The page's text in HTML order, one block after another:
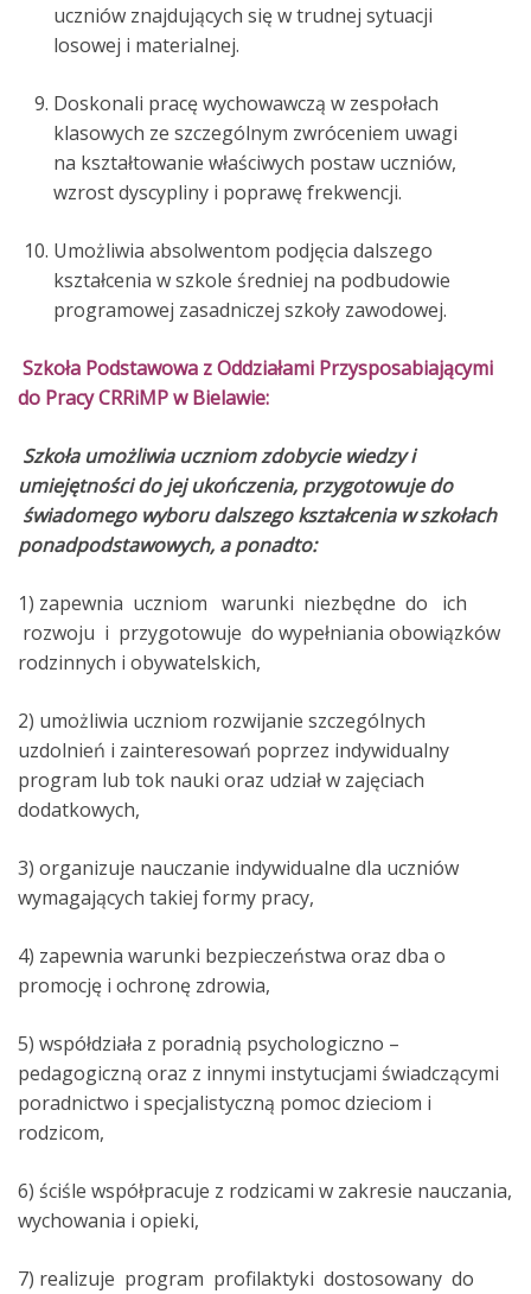
uczniów znajdujących się w trudnej sytuacji
losowej i materialnej.
Doskonali pracę wychowawczą w zespołach
klasowych ze szczególnym zwróceniem uwagi
na kształtowanie właściwych postaw uczniów,
wzrost dyscypliny i poprawę frekwencji.
Umożliwia absolwentom podjęcia dalszego
kształcenia w szkole średniej na podbudowie
programowej zasadniczej szkoły zawodowej.
Szkoła Podstawowa z Oddziałami Przysposabiającymi
do Pracy CRRiMP w Bielawie:
Szkoła umożliwia uczniom zdobycie wiedzy i
umiejętności do jej ukończenia, przygotowuje do
świadomego wyboru dalszego kształcenia w szkołach
ponadpodstawowych, a ponadto:
1) zapewnia uczniom warunki niezbędne do ich
rozwoju i przygotowuje do wypełniania obowiązków
rodzinnych i obywatelskich,
2) umożliwia uczniom rozwijanie szczególnych
uzdolnień i zainteresowań poprzez indywidualny
program lub tok nauki oraz udział w zajęciach
dodatkowych,
3) organizuje nauczanie indywidualne dla uczniów
wymagających takiej formy pracy,
4) zapewnia warunki bezpieczeństwa oraz dba o
promocję i ochronę zdrowia,
5) współdziała z poradnią psychologiczno –
pedagogiczną oraz z innymi instytucjami świadczącymi
poradnictwo i specjalistyczną pomoc dzieciom i
rodzicom,
6) ściśle współpracuje z rodzicami w zakresie nauczania,
wychowania i opieki,
7) realizuje program profilaktyki dostosowany do